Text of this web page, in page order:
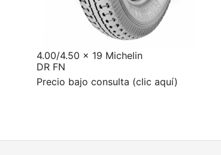
4.00/4.50 x 19 Michelin
DR FN
Precio bajo consulta (clic aquí)